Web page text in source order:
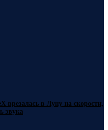
врезалась в Луну на скорости,
звука